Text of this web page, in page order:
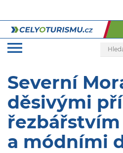
Severní
děsivými
řezbářstvím
a módními